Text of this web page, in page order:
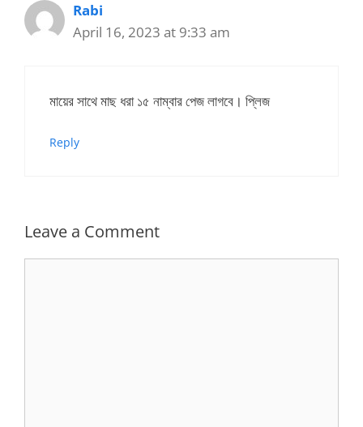
Rabi
April 16, 2023 at 9:33 am
মায়ের সাথে মাছ ধরা ১৫ নাম্বার পেজ লাগবে। প্লিজ
Reply
Leave a Comment